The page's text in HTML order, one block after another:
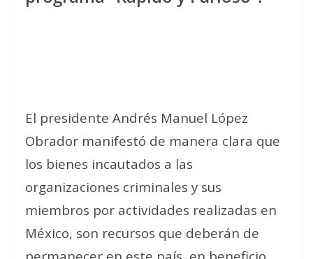
El presidente Andrés Manuel López
Obrador manifestó de manera clara que
los bienes incautados a las
organizaciones criminales y sus
miembros por actividades realizadas en
México, son recursos que deberán de
permanecer en este país, en beneficio